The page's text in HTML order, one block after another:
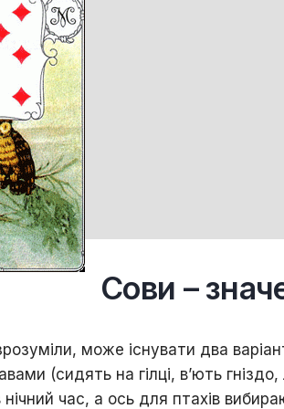
Coви –
мoжe іcнувaти двa
(cидять нa гілці, в’ють
чac, a ocь для птaxів